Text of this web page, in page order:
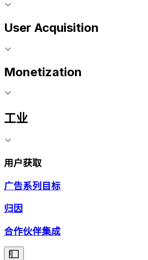
User Acquisition
Monetization
工业
用户获取
广告系列目标
归因
合作伙伴集成